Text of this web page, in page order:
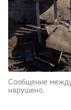
Сообщение
нарушено.